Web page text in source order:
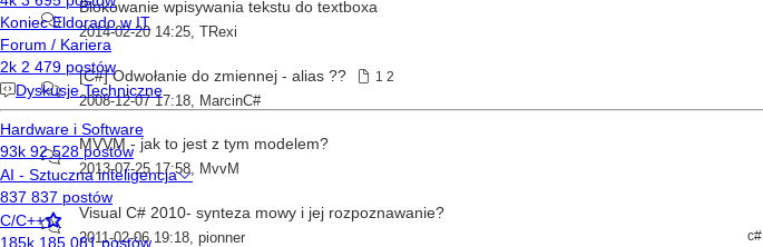
Blokowanie wpisywania tekstu do textboxa
2014-02-20 14:25, TRexi
[C#] Odwołanie do zmiennej - alias ?? 1 2
2008-12-07 17:18 MarcinC#
MVVM - jak to jest z tym modelem?
2013-07-25 17:58, MvvM
Visual C# 2010- synteza mowy i jej rozpoznawanie?
2011-02-06 19:18 pionner c#